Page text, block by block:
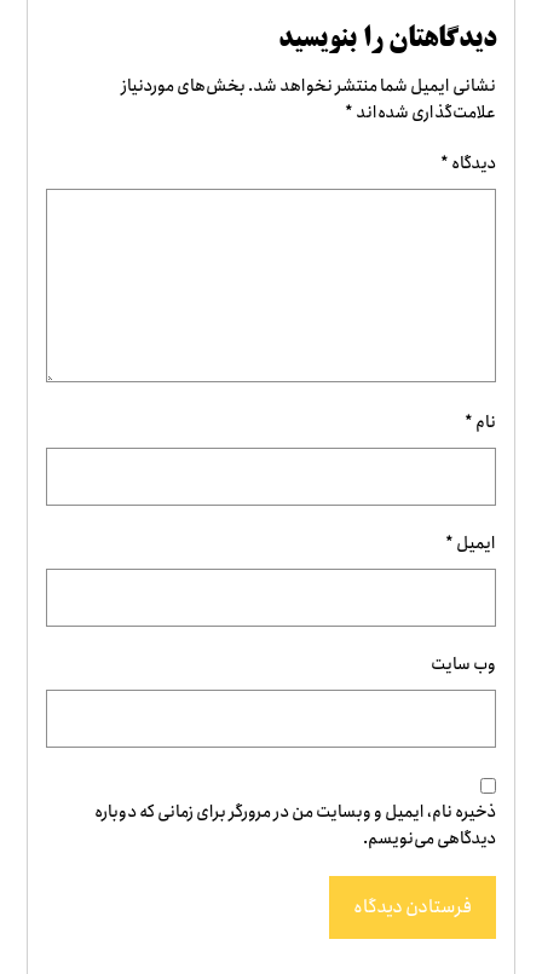
دیدگاهتان را بنویسید
نشانی ایمیل شما منتشر نخواهد شد.بخش‌های موردنیاز
علامت‌گذاری شده‌اند*
دیدگاه*
نام*
ایمیل*
وب‌ سایت
ذخیره نام، ایمیل و وبسایت من در مرورگر برای زمانی که دوباره
دیدگاهی می‌نویسم.
فرستادن دیدگاه